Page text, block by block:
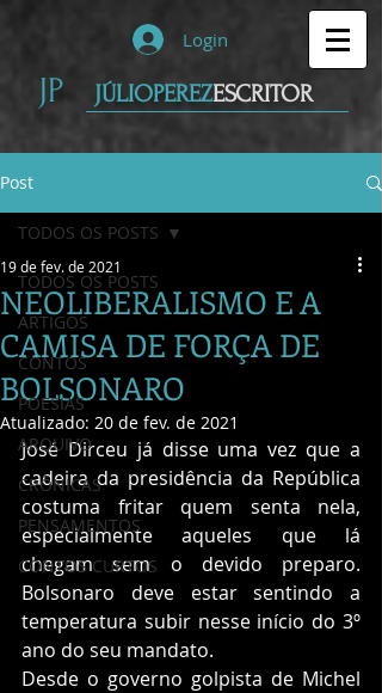
JP
Login
JÚLIOPEREZESCRITOR
Post
TODOS OS POSTS
ARTIGOS
CONTOS
POESIAS
ARQUIVO
CRÔNICAS
PENSAMENTOS
CONTOS CURTOS
TODOS OS POSTS
NEOLIBERALISMO E A
CAMISA DE FORÇA DE
BOLSONARO
19 de fev. de 2021
Atualizado: 20 de fev. de 2021
José Dirceu já disse uma vez que a
cadeira da presidência da República
costuma fritar quem senta nela,
especialmente aqueles que lá
chegam sem o devido preparo.
Bolsonaro deve estar sentindo a
temperatura subir nesse início do 3º
ano do seu mandato.
Desde o governo golpista de Michel